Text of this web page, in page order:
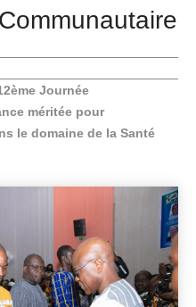
Journée
méritée pour
le domaine de la Santé